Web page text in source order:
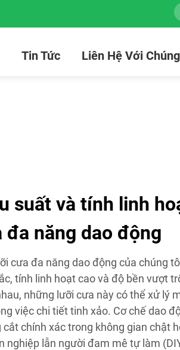
Tin Tức Liên Hệ Với
suất và tính linh
đa năng dao động
cưa đa năng dao động của chúng
tính linh hoạt cao và độ bền vượt
những lưỡi cưa này có thể xử lý
việc chi tiết tinh xảo. Cơ chế dao
chính xác trong không gian chật
nghiệp lẫn người đam mê tự làm